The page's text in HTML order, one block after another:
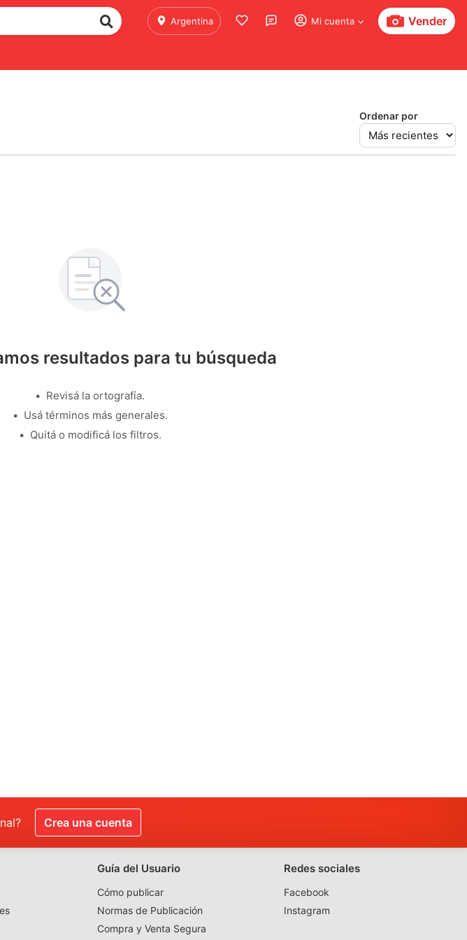
Vender
Mi cuenta
Argentina
Ordenar por
resultados para tu búsqueda
Revisá la ortografía.
Usá términos más generales.
Quitá o modificá los filtros.
Crea una cuenta
Guía del Usuario
Cómo publicar
Normas de Publicación
Compra y Venta Segura
Redes sociales
Facebook
Instagram